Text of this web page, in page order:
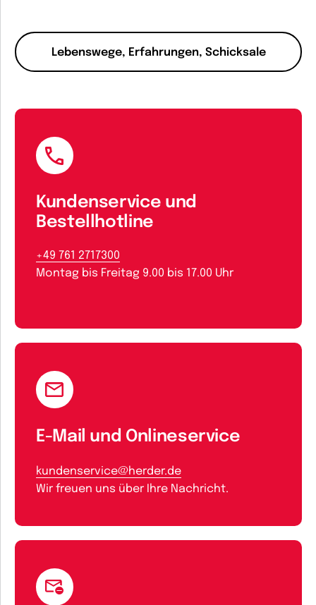
Lebenswege, Erfahrungen, Schicksale
Kundenservice und
Bestellhotline
+49 761 2717300
Montag bis Freitag 9.00 bis 17.00 Uhr
E-Mail und Onlineservice
kundenservice@herder.de
Wir freuen uns über Ihre Nachricht.